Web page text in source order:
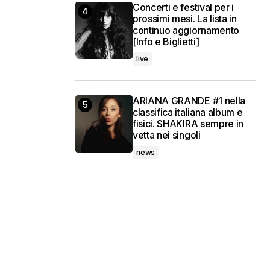
Concerti e festival per i
prossimi mesi. La lista in
continuo aggiornamento
[Info e Biglietti]
live
ARIANA GRANDE #1 nella
classifica italiana album e
fisici. SHAKIRA sempre in
vetta nei singoli
news